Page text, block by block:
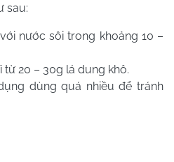
sau:
nước sôi trong khoảng 10 –
20 – 30g lá dung khô.
dùng quá nhiều để tránh